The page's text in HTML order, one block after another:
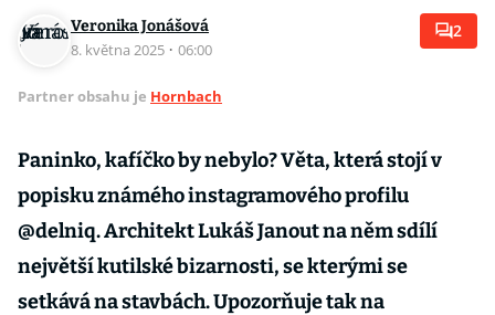
Veronika Jonášová
8. května 2025 · 06:00
2
Partner obsahu je Hornbach
Paninko, kafíčko by nebylo? Věta, která stojí v
popisku známého instagramového profilu
@delniq. Architekt Lukáš Janout na něm sdílí
největší kutilské bizarnosti, se kterými se
setkává na stavbách. Upozorňuje tak na